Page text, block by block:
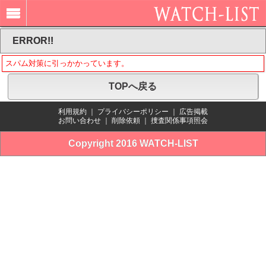
ERROR!!
スパム対策に引っかかっています。
TOPへ戻る
利用規約 プライバシーポリシー
広告掲載
お問い合わせ
削除依頼 捜査関係事項照会
Copyright 2016 WATCH-LIST